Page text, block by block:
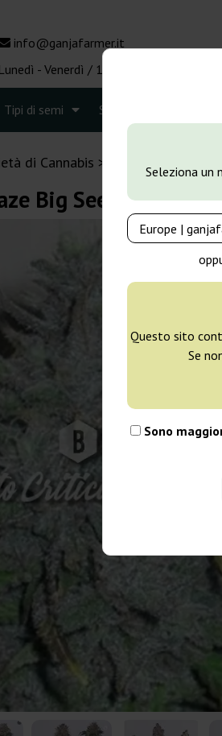
Seleziona un
Questo sito
Se
Sono
info@ganjafarmer.it
Lunedì - Venerdì / 10:00 - 16:00
Tipi di semi Seedbank Tipi
di Cannabis
Big Seedbank